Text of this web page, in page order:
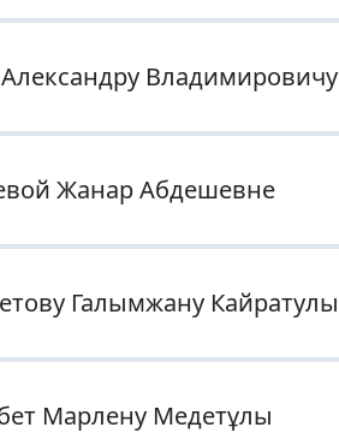
Владимировичу
Жанар Абдешевне
Галымжану Кайратулы
Марлену Медетұлы